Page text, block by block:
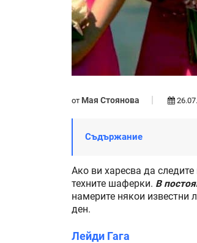
от Мая Стоянова
Съдържание
Ако ви харесва да
техните шаферки. В
намерите някои известни
ден.
Лейди Гага